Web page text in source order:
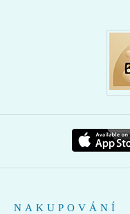
NAKUPOVÁNÍ